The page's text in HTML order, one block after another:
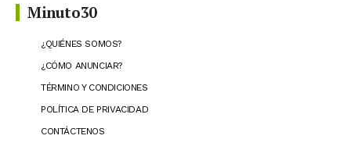
Minuto30
¿QUIÉNES SOMOS?
¿CÓMO ANUNCIAR?
TÉRMINO Y CONDICIONES
POLÍTICA DE PRIVACIDAD
CONTÁCTENOS